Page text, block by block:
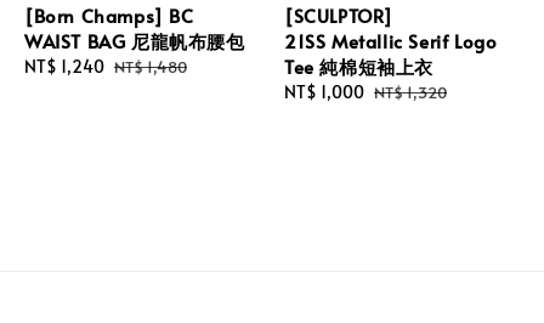
[Born Champs] BC
WAIST BAG 尼龍帆布腰包
Sale
NT$ 1,240 Regular
NT$ 1,480
[SCULPTOR]
21SS Metallic Serif Logo
Tee 純棉短袖上衣
Sale
NT$ 1,000 Regular
NT$ 1,320